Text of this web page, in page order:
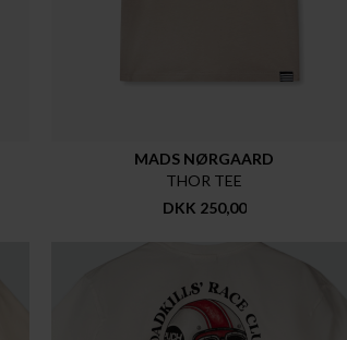
MADS NØRGAARD
THOR TEE
DKK 250,00